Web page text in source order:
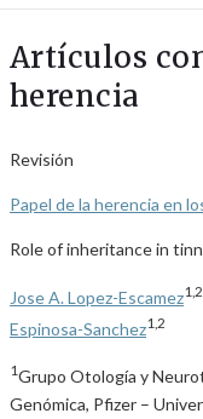
Artículos
herencia
Revisión
Papel de la herencia en
Role of inheritance in
Jose A. Lopez-Escamez1,2
Espinosa-Sanchez1,2
1Grupo Otología y
Genómica, Pfizer –